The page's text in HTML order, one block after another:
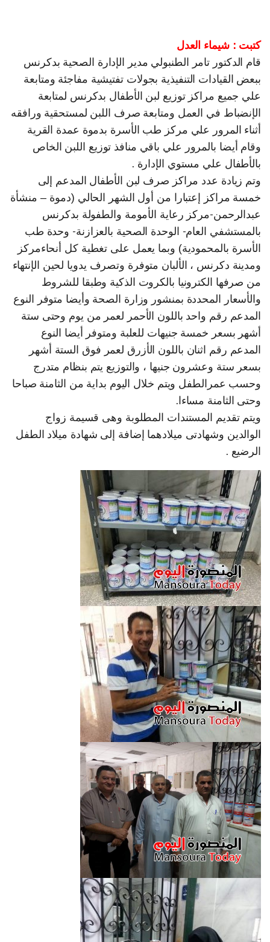
كتبت : شيماء العدل
قام الدكتور تامر الطنبولي مدير الإدارة الصحية بدكرنس
ببعض القيادات التنفيذية بجولات تفتيشية مفاجئة ومتابعة
علي جميع مراكز توزيع لبن الأطفال بدكرنس لمتابعة
الإنضباط في العمل ومتابعة صرف اللبن لمستحقية ورافقه
أثناء المرور علي مركز طب الأسرة بدموة عمدة القرية
وقام أيضا بالمرور علي باقي منافذ توزيع اللبن الخاص
بالأطفال علي مستوي الإدارة .
وتم زيادة عدد مراكز صرف لبن الأطفال المدعم إلى
خمسة مراكز إعتبارا من أول الشهر الحالي (دموة – منشأة
عبدالرحمن-مركز رعاية الأمومة والطفولة بدكرنس
بالمستشفي العام- الوحدة الصحية بالعزازنة- وحدة طب
الأسرة بالمحمودية) وبما يعمل على تغطية كل أنحاءمركز
ومدينة دكرنس ، الألبان متوفرة وتصرف يدويا لحين الإنتهاء
من صرفها الكترونيا بالكروت الذكية وطبقا للشروط
والأسعار المحددة بمنشور وزارة الصحة وأيضا متوفر النوع
المدعم رقم واحد باللون الأحمر لعمر من يوم وحتى ستة
أشهر بسعر خمسة جنيهات للعلبة ومتوفر أيضا النوع
المدعم رقم اثنان باللون الأزرق لعمر فوق الستة أشهر
بسعر ستة وعشرون جنيها ، والتوزيع يتم بنظام متدرج
وحسب عمرالطفل ويتم خلال اليوم بداية من الثامنة صباحا
وحتى الثامنة مساءا.
ويتم تقديم المستندات المطلوبة وهى قسيمة زواج
الوالدين وشهادتى ميلادهما إضافة إلى شهادة ميلاد الطفل
الرضيع .